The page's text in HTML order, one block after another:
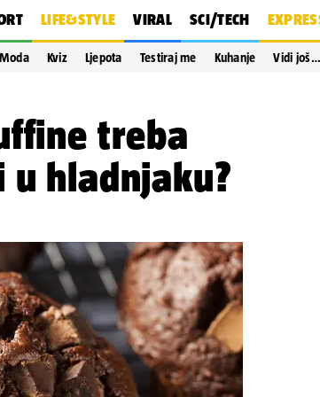
LIFE&STYLE VIRAL SCI/TECH
Moda Kviz Ljepota Testiraj me Kuhanje Vidi još…
treba
hladnjaku?